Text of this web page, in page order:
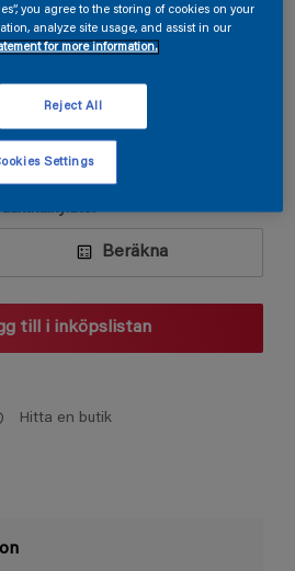
Beräkna
till i inköpslistan
Hitta en butik
you agree to the storing of cookies on your
analyze site usage, and assist in our
for more information.
Reject All
Settings